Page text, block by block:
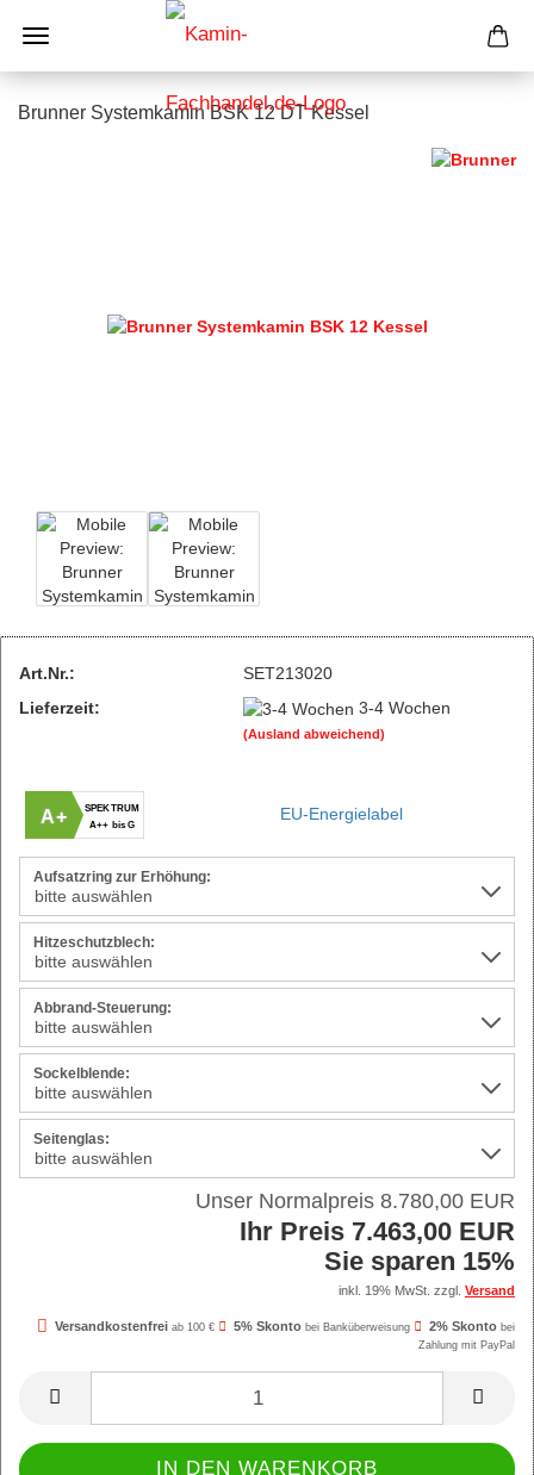
Brunner Systemkamin BSK 12 DT Kessel
Art.Nr.:
SET213020
Lieferzeit:
3-4 Wochen
(Ausland abweichend)
A+
SPEKTRUM
A++ bis G
EU-Energielabel
Aufsatzring zur Erhöhung:
Hitzeschutzblech:
Abbrand-Steuerung:
Sockelblende:
Seitenglas:
Unser Normalpreis 8.780,00 EUR
Ihr Preis 7.463,00 EUR
Sie sparen 15%
inkl. 19% MwSt. zzgl. Versand
Versandkostenfrei ab 100 € 5% Skonto bei Banküberweisung 2% Skonto bei
Zahlung mit PayPal